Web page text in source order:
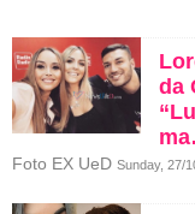
da
Foto EX UeD Sunday, 27/